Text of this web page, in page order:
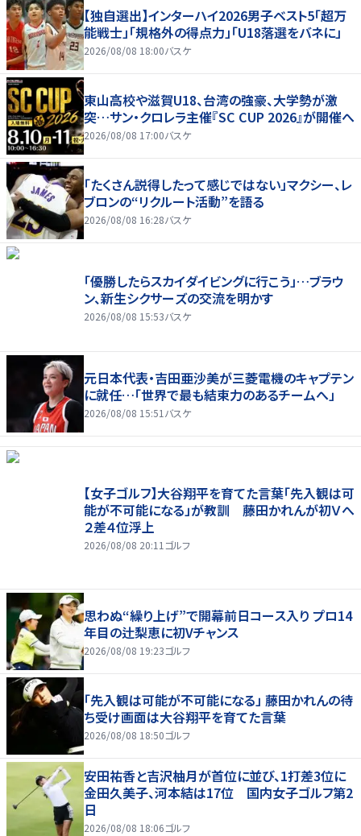
【独自選出】インターハイ2026男子ベスト5「超万
能戦士」「規格外の得点力」「U18落選をバネに」
2026/08/08 18:00バスケ
東山高校や滋賀U18、台湾の強豪、大学勢が激
突…サン・クロレラ主催『SC CUP 2026』が開催へ
2026/08/08 17:00バスケ
「たくさん説得したって感じではない」マクシー、レ
ブロンの“リクルート活動”を語る
2026/08/08 16:28バスケ
「優勝したらスカイダイビングに行こう」…ブラウ
ン、新生シクサーズの交流を明かす
2026/08/08 15:53バスケ
元日本代表・吉田亜沙美が三菱電機のキャプテン
に就任…「世界で最も結束力のあるチームへ」
2026/08/08 15:51 バスケ
【女子ゴルフ】大谷翔平を育てた言葉「先入観は可
能が不可能になる」が教訓 藤田かれんが初Ｖへ
２差４位浮上
2026/08/08 20:11 ゴルフ
思わぬ“繰り上げ”で開幕前日コース入り プロ14
年目の辻梨恵に初Vチャンス
2026/08/08 19:23ゴルフ
「先入観は可能が不可能になる」 藤田かれんの待
ち受け画面は大谷翔平を育てた言葉
2026/08/08 18:50ゴルフ
安田祐香と吉沢柚月が首位に並び、1打差3位に
金田久美子、河本結は17位 国内女子ゴルフ第2
日
2026/08/08 18:06ゴルフ